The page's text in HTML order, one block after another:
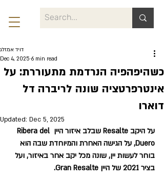
כשהיפהפיה הנרדמת מתעוררת: על
אינטרפרטציה שונה לריברה דל
דוארו
דויד אמזלג
Dec 4, 2025 6 min read
Updated: Dec 5, 2025
על היקב Resalte שבלב איזור היין Ribera del
Duero, על הגישה האחרת והמיוחדת שבה הוא
בוחר לעשות יין, שונה מכל יקב אחר באיזור, ועל
בציר 2021 של היין Gran Resalte.